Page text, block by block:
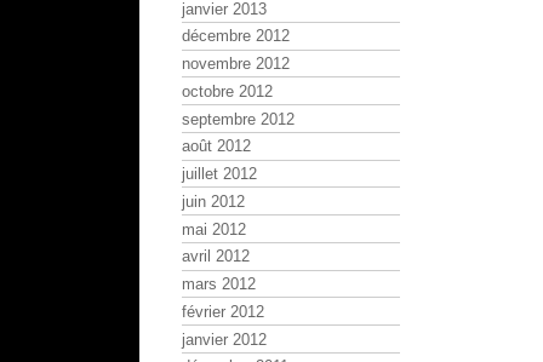
janvier 2013
décembre 2012
novembre 2012
octobre 2012
septembre 2012
août 2012
juillet 2012
juin 2012
mai 2012
avril 2012
mars 2012
février 2012
janvier 2012